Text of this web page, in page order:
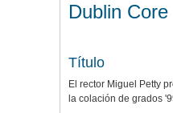
Dublin Core
Título
El rector Miguel Petty
la colación de grados